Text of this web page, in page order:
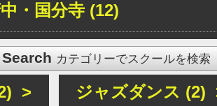
・国分寺 (12)
カテゴリーでスクールを検索
> ジャズダンス (2)